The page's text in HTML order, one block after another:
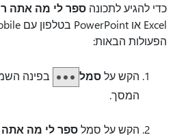
כדי להגיע לתכונה ספר לי מה אתה
הפעולות הבאות:
הקש עלסמל
בפינה
המסך.
הקש על סמלספר לי מה